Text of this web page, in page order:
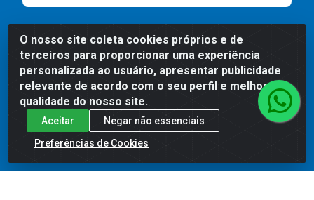
O nosso site coleta cookies próprios e de
terceiros para proporcionar uma experiência
personalizada ao usuário, apresentar publicidade
relevante de acordo com o seu perfil e melhorar a
qualidade do nosso site.
Aceitar
Negar não essenciais
Preferências de Cookies
Preços, promoções, condições de pagamento e frete são válidos
para compras realizadas exclusivamente pelo site. Caso haja
divergência de preço de um produto, será válido o preço que for
exibido no carrinho de compras do site no momento do pagamento.
As vendas estão sujeitas a análise e disponibilidade do estoque.